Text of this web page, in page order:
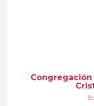
Congregación